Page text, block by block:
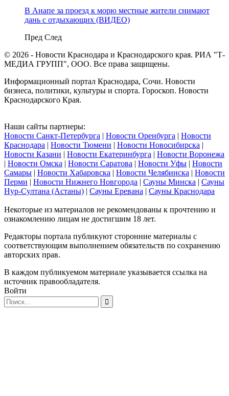
В Анапе за проезд к морю местные жители снимают
дань с отдыхающих (ВИДЕО)
Пред След
© 2026 - Новости Краснодара и Краснодарского края. РИА "Т-
МЕДИА ГРУПП", ООО. Все права защищены.
Информационный портал Краснодара, Сочи. Новости
бизнеса, политики, культуры и спорта. Гороскоп. Новости
Краснодарского Края.
Наши сайты партнеры:
Новости Санкт-Петербурга | Новости Оренбурга | Новости
Краснодара | Новости Тюмени | Новости Новосибирска |
Новости Казани | Новости Екатеринбурга | Новости Воронежа
| Новости Омска | Новости Саратова | Новости Уфы | Новости
Самары | Новости Хабаровска | Новости Челябинска | Новости
Перми | Новости Нижнего Новгорода | Сауны Минска | Сауны
Нур-Султана (Астаны) | Сауны Еревана | Сауны Краснодара
Некоторые из материалов не рекомендованы к прочтению и
ознакомлению лицам не достигшим 18 лет.
Редакторы портала публикуют сторонние материалы с
соответствующим выполнением обязательств по сохранению
авторских прав.
В каждом публикуемом материале указывается ссылка на
источник правообладателя.
Войти